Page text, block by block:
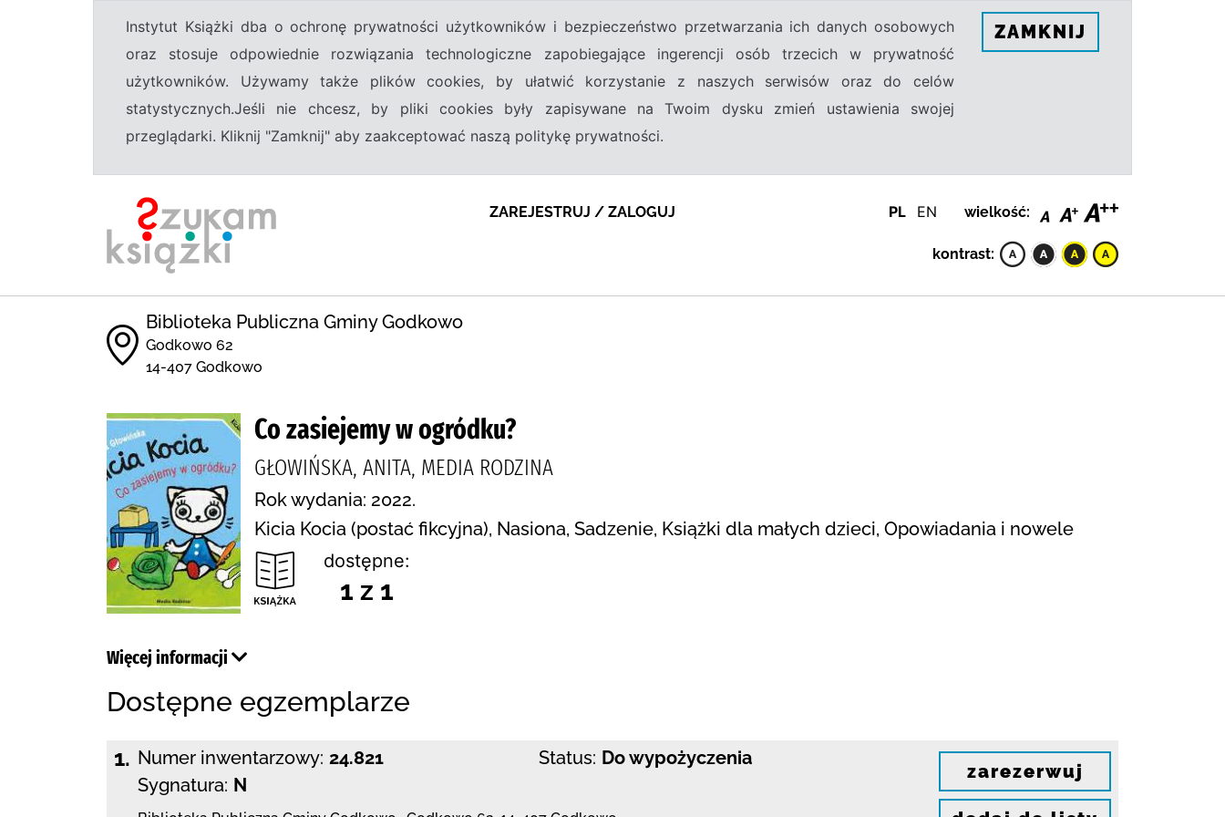
Instytut Książki dba o ochronę prywatności użytkowników i bezpieczeństwo przetwarzania ich danych osobowych
oraz stosuje odpowiednie rozwiązania technologiczne zapobiegające ingerencji osób trzecich w prywatność
użytkowników. Używamy także plików cookies, by ułatwić korzystanie z naszych serwisów oraz do celów
statystycznych.Jeśli nie chcesz, by pliki cookies były zapisywane na Twoim dysku zmień ustawienia swojej
przeglądarki. Kliknij "Zamknij" aby zaakceptować naszą politykę prywatności.
ZAMKNIJ
ZAREJESTRUJ / ZALOGUJ PL EN wielkość:
kontrast:
Biblioteka Publiczna Gminy Godkowo
Godkowo 62
14-407 Godkowo
Co zasiejemy w ogródku?
GŁOWIŃSKA, ANITA, MEDIA RODZINA
Rok wydania: 2022.
Kicia Kocia (postać fikcyjna), Nasiona, Sadzenie, Książki dla małych dzieci, Opowiadania i nowele
dostępne:
1 z 1
Więcej informacji
Dostępne egzemplarze
1. Numer inwentarzowy: 24.821
Sygnatura: N
Status: Do wypożyczenia
zarezerwuj